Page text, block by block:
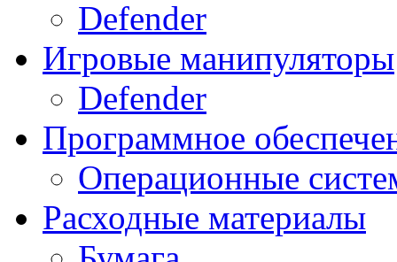
Defender
Игровые манипуляторы
Defender
Программное
Операционные
Расходные материалы